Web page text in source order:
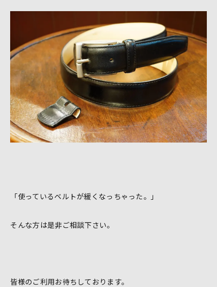
「使っているベルトが緩くなっちゃった。」
そんな方は是非ご相談下さい。
皆様のご利用お待ちしております。